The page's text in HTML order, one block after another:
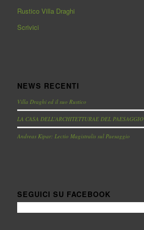
Rustico Villa Draghi
Scrivici
NEWS RECENTI
Villa Draghi ed il suo Rustico
LA CASA DELL’ARCHITETTURAE DEL PAESAGGIO
Andreas Kipar: Lectio Magistralis sul Paesaggio
SEGUICI SU FACEBOOK